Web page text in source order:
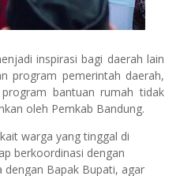
inspirasi bagi daerah lain
program pemerintah daerah,
bantuan rumah tidak
oleh Pemkab Bandung.
warga yang tinggal di
berkoordinasi dengan
dengan Bapak Bupati, agar